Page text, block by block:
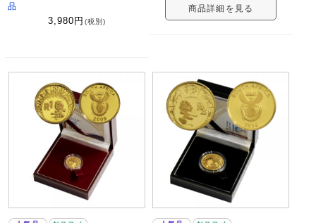
品
3,980 円 (税別)
商品詳細を見る